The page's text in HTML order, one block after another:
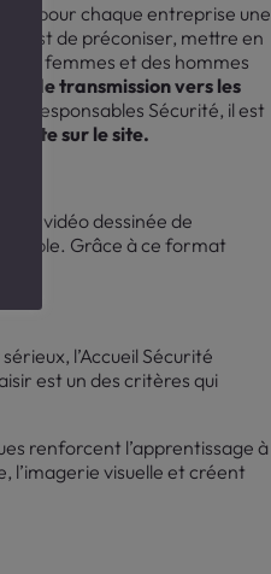
pour chaque entreprise une
est de préconiser, mettre en
des femmes et des hommes
de transmission vers les
responsables Sécurité, il est
sur le site.
vidéo dessinée de
Grâce à ce format
l’Accueil Sécurité
est un des critères qui
renforcent l’apprentissage à
l’imagerie visuelle et créent